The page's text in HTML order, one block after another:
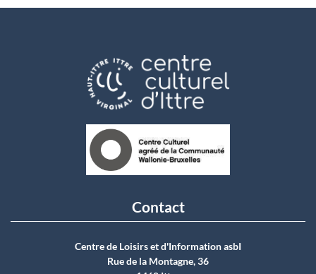
Contact
Centre de Loisirs et d'Information asbI
Rue de la Montagne, 36